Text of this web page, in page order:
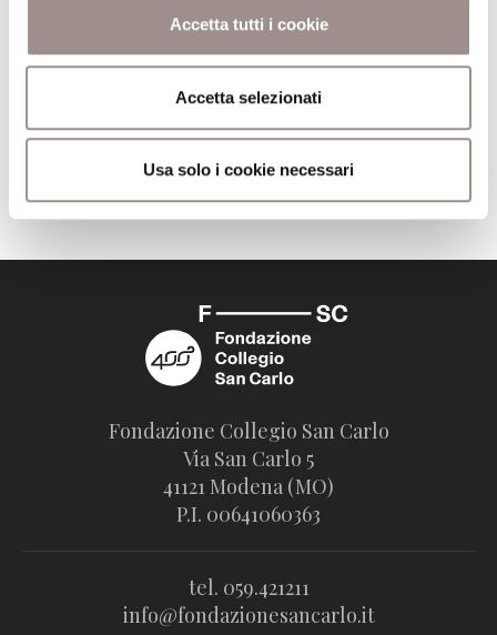
Accetta tutti i cookie
Accetta selezionati
Usa solo i cookie necessari
699
Adelphi
Trova il volume alla Biblioteca San Carlo
Fondazione Collegio San Carlo
Via San Carlo 5
41121 Modena (MO)
P.I. 00641060363
tel. 059.421211
info@fondazionesancarlo.it